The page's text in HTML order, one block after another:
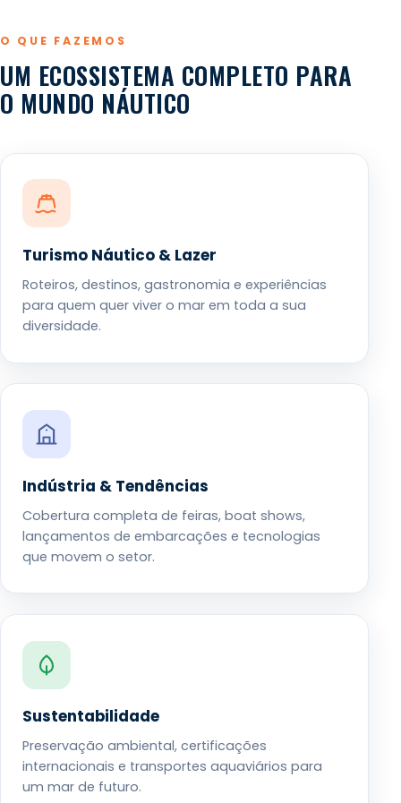
O QUE FAZEMOS
UM ECOSSISTEMA COMPLETO PARA
O MUNDO NÁUTICO
Turismo Náutico & Lazer
Roteiros, destinos, gastronomia e experiências
para quem quer viver o mar em toda a sua
diversidade.
Indústria & Tendências
Cobertura completa de feiras, boat shows,
lançamentos de embarcações e tecnologias
que movem o setor.
Sustentabilidade
Preservação ambiental, certificações
internacionais e transportes aquaviários para
um mar de futuro.